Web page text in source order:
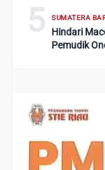
5 SUMATERA
Hindari
Pemudik